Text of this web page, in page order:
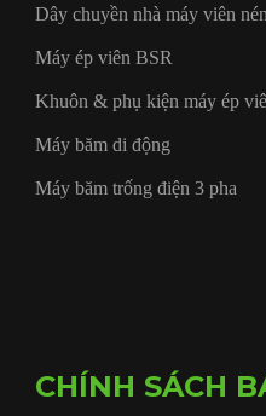
Dây chuyền nhà máy viên nén
Máy ép viên BSR
Khuôn & phụ kiện máy ép
Máy băm di động
Máy băm trống điện 3 pha
CHÍNH SÁCH